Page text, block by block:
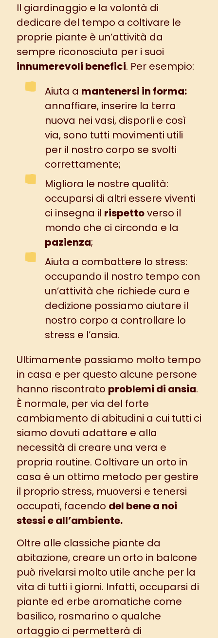
Il giardinaggio e la volontà di
dedicare del tempo a coltivare le
proprie piante è un’attività da
sempre riconosciuta per i suoi
innumerevoli benefici. Per esempio:
Aiuta a mantenersi in forma:
annaffiare, inserire la terra
nuova nei vasi, disporli e così
via, sono tutti movimenti utili
per il nostro corpo se svolti
correttamente;
Migliora le nostre qualità:
occuparsi di altri essere viventi
ci insegna il rispettoverso il
mondo che ci circonda e la
pazienza;
Aiuta a combattere lo stress:
occupando il nostro tempo con
un’attività che richiede cura e
dedizione possiamo aiutare il
nostro corpo a controllare lo
stress e l’ansia.
Ultimamente passiamo molto tempo
in casa e per questo alcune persone
hanno riscontrato problemi di ansia.
È normale, per via del forte
cambiamento di abitudini a cui tutti ci
siamo dovuti adattare e alla
necessità di creare una vera e
propria routine. Coltivare un orto in
casa è un ottimo metodo per gestire
il proprio stress, muoversi e tenersi
occupati, facendo del bene a noi
stessi e all’ambiente.
Oltre alle classiche piante da
abitazione, creare un orto in balcone
può rivelarsi molto utile anche per la
vita di tutti i giorni. Infatti, occuparsi di
piante ed erbe aromatiche come
basilico, rosmarino o qualche
ortaggio ci permetterà di